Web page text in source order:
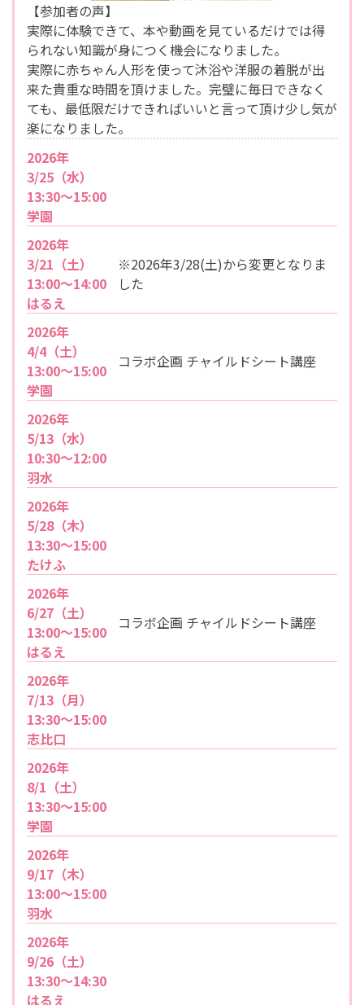
【参加者の声】
実際に体験できて、本や動画を見ているだけでは得
られない知識が身につく機会になりました。
実際に赤ちゃん人形を使って沐浴や洋服の着脱が出
来た貴重な時間を頂けました。完璧に毎日できなく
ても、最低限だけできればいいと言って頂け少し気が
楽になりました。
2026年
3/25（水）
13:30～15:00
学園
2026年
3/21（土）
13:00～14:00
はるえ
※2026年3/28(土)から変更となりま
した
2026年
4/4（土）
13:00～15:00
学園
コラボ企画 チャイルドシート講座
2026年
5/13（水）
10:30～12:00
羽水
2026年
5/28（木）
13:30～15:00
たけふ
2026年
6/27（土）
13:00～15:00
はるえ
コラボ企画 チャイルドシート講座
2026年
7/13（月）
13:30～15:00
志比口
2026年
8/1（土）
13:30～15:00
学園
2026年
9/17（木）
13:00～15:00
羽水
2026年
9/26（土）
13:30～14:30
はるえ